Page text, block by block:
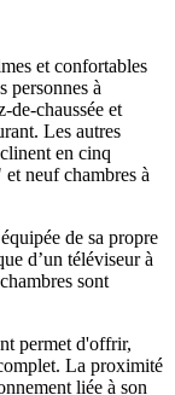
et confortables
personnes à
de-chaussée et
Les autres
en cinq
neuf chambres à
de sa propre
d’un téléviseur à
sont
permet d'offrir,
La proximité
liée à son